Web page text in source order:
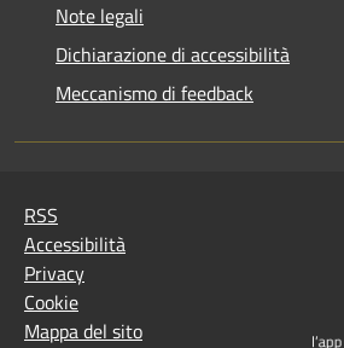
Note legali
Dichiarazione di accessibilità
Meccanismo di feedback
RSS
Accessibilità
Privacy
Cookie
Mappa del sito